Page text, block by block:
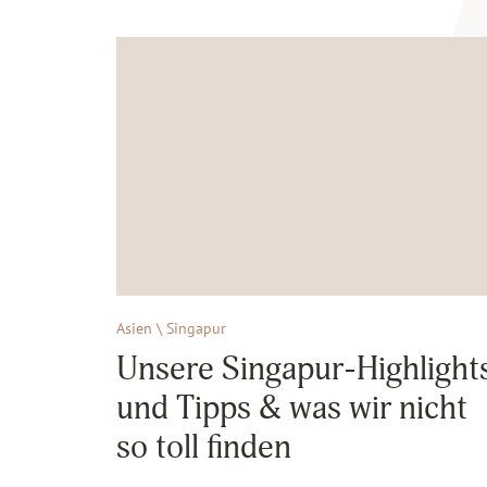
Asien \ Singapur
Unsere Singapur-
und Tipps & was wir nicht
so toll finden